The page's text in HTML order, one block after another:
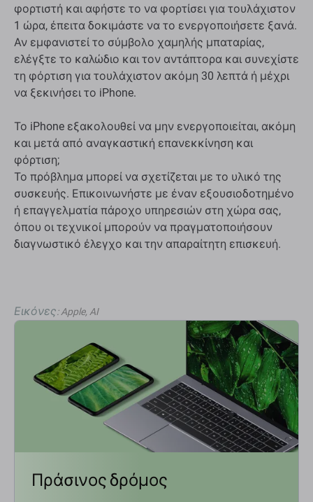
φορτιστή και αφήστε το να φορτίσει για τουλάχιστον
1 ώρα, έπειτα δοκιμάστε να το ενεργοποιήσετε ξανά.
Αν εμφανιστεί το σύμβολο χαμηλής μπαταρίας,
ελέγξτε το καλώδιο και τον αντάπτορα και συνεχίστε
τη φόρτιση για τουλάχιστον ακόμη 30 λεπτά ή μέχρι
να ξεκινήσει το iPhone.
Το iPhone εξακολουθεί να μην ενεργοποιείται, ακόμη
και μετά από αναγκαστική επανεκκίνηση και
φόρτιση;
Το πρόβλημα μπορεί να σχετίζεται με το υλικό της
συσκευής. Επικοινωνήστε με έναν εξουσιοδοτημένο
ή επαγγελματία πάροχο υπηρεσιών στη χώρα σας,
όπου οι τεχνικοί μπορούν να πραγματοποιήσουν
διαγνωστικό έλεγχο και την απαραίτητη επισκευή.
Εικόνες : Apple, AI
Πράσινος δρόμος